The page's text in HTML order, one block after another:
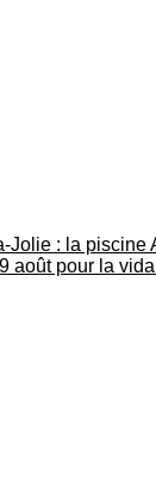
Jolie : la piscine
août pour la